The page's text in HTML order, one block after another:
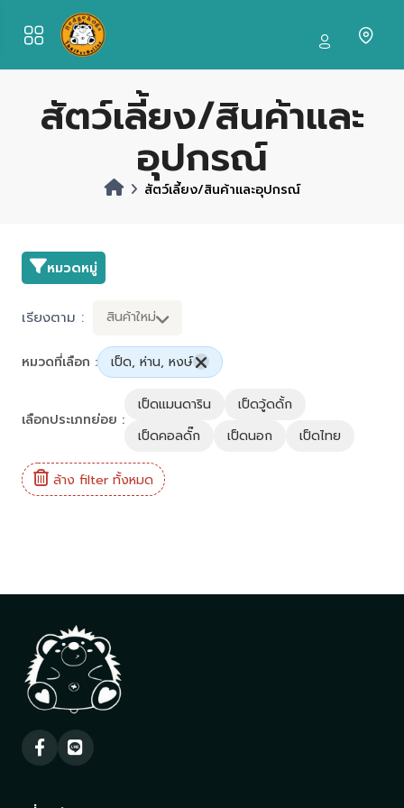
สัตว์เลี้ยง/สินค้าและ
อุปกรณ์
สัตว์เลี้ยง/สินค้าและอุปกรณ์
หมวดหมู่
เรียงตาม : สินค้าใหม่
หมวดที่เลือก : เป็ด, ห่าน, หงษ์
เลือกประเภทย่อย :
เป็ดแมนดาริน
เป็ดวู้ดดั้ก
เป็ดคอลดั๊ก
เป็ดนอก เป็ดไทย
ล้าง filter ทั้งหมด